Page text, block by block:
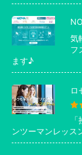
気
フ
ます♪
ロ
ンツーマンレッス